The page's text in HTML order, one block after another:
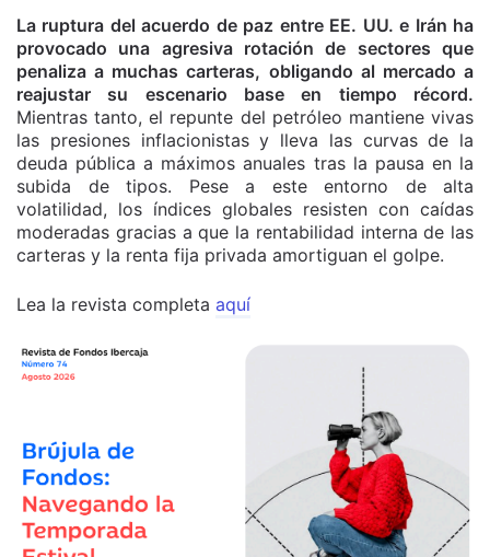
La ruptura del acuerdo de paz entre EE. UU. e Irán ha
provocado una agresiva rotación de sectores que
penaliza a muchas carteras, obligando al mercado a
reajustar su escenario base en tiempo récord.
Mientras tanto, el repunte del petróleo mantiene vivas
las presiones inflacionistas y lleva las curvas de la
deuda pública a máximos anuales tras la pausa en la
subida de tipos. Pese a este entorno de alta
volatilidad, los índices globales resisten con caídas
moderadas gracias a que la rentabilidad interna de las
carteras y la renta fija privada amortiguan el golpe.
Lea la revista completa aquí